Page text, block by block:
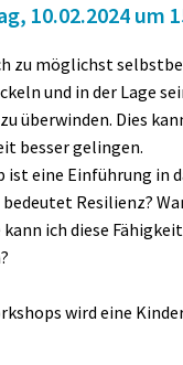
10.02.2024 um
zu möglichst
und in der Lage
überwinden. Dies
besser gelingen.
ist eine Einführung in
Resilienz?
kann ich diese
wird eine